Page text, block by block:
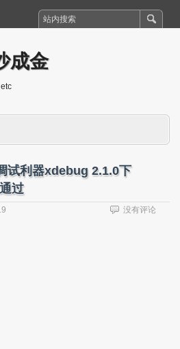
成金
利器xdebug 2.1.0下
过
没有评论